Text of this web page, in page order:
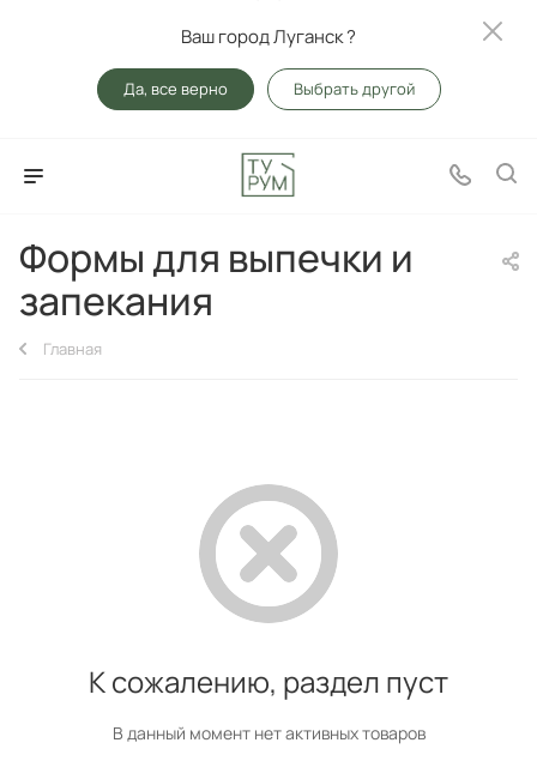
Ваш город Луганск ?
Да, все верно Выбрать другой
Формы для выпечки и
запекания
Главная
К сожалению, раздел пуст
В данный момент нет активных товаров